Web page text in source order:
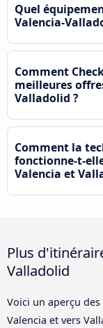
Quel
Valencia-
Comment
meilleures
Valladolid ?
Comment la
fonctionne-t-
Valencia et
Plus
Valladolid
Voici un aperçu
Valencia et vers